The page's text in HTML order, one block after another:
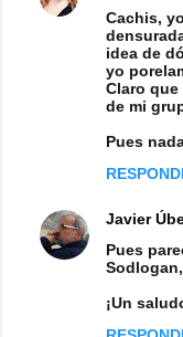
Cachis,
idea de
yo
Claro
de mi
Pues
Javier
Pues
¡Un